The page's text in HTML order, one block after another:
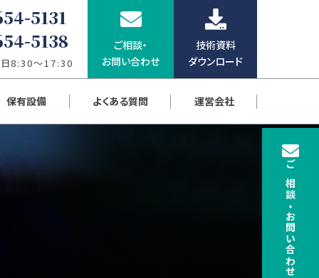
5131
5138
日8:30～17:30
ご相談・
お問い合わせ
技術資料
ダウンロード
保有設備 よくある質問 運営会社
ご相談
・
お問い合わせ